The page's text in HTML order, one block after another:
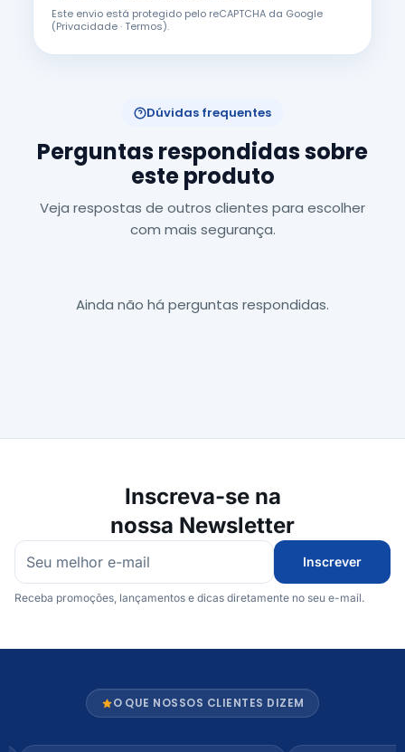
Este envio está protegido pelo reCAPTCHA da Google
(Privacidade·Termos).
Dúvidas frequentes
Perguntas respondidas sobre
este produto
Veja respostas de outros clientes para escolher
com mais segurança.
Ainda não há perguntas respondidas.
Inscreva-se na
nossa Newsletter
Inscrever
Receba promoções, lançamentos e dicas diretamente no seu e-mail.
O QUE NOSSOS CLIENTES DIZEM